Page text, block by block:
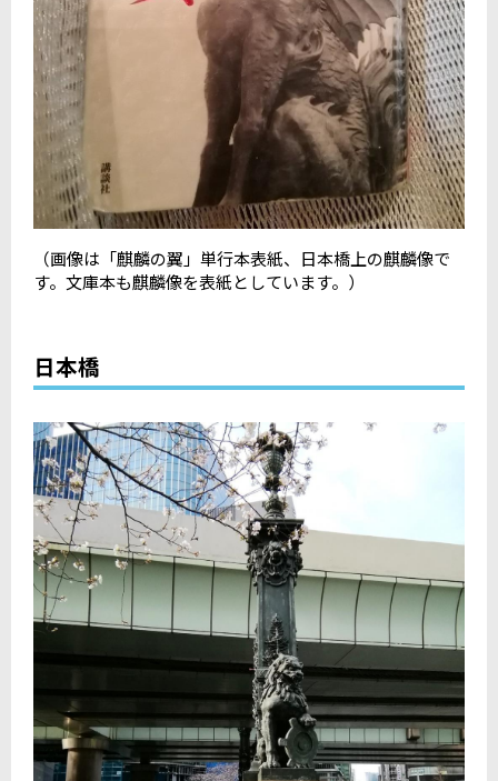
（画像は「麒麟の翼」単行本表紙、日本橋上の麒麟像で
す。文庫本も麒麟像を表紙としています。）
日本橋